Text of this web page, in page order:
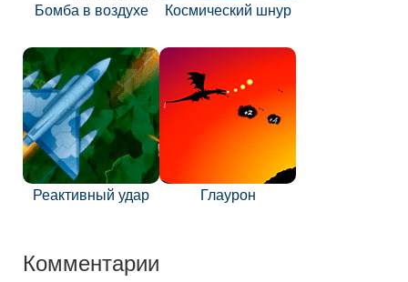
Бомба в воздухе Космический шнур
Реактивный удар Глаурон
Комментарии